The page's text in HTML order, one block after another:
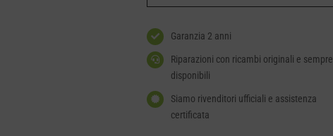
Garanzia 2 anni
Riparazioni con ricambi originali e sempre
disponibili
Siamo rivenditori ufficiali e assistenza
certificata